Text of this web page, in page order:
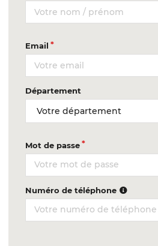
Email
Département
Mot de passe
Numéro de téléphone